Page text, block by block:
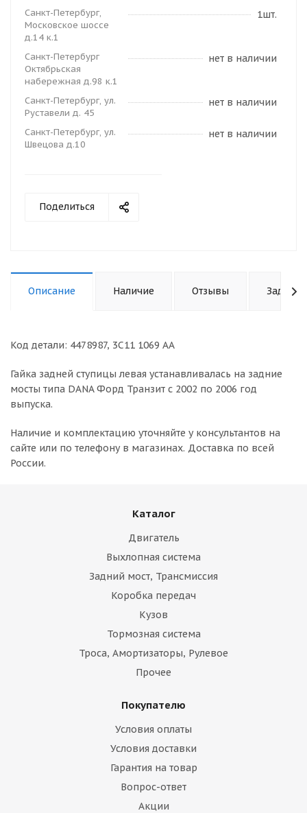
Санкт-Петербург,
Московское шоссе
д.14 к.1
1шт.
Санкт-Петербург
Октябрьская
набережная д.98 к.1
нет в наличии
Санкт-Петербург, ул.
Руставели д. 45
нет в наличии
Санкт-Петербург, ул.
Швецова д.10
нет в наличии
Поделиться
Описание Наличие Отзывы Задать
Код детали: 4478987, 3C11 1069 AA
Гайка задней ступицы левая устанавливалась на задние
мосты типа DANA Форд Транзит с 2002 по 2006 год
выпуска.
Наличие и комплектацию уточняйте у консультантов на
сайте или по телефону в магазинах. Доставка по всей
России.
Каталог
Двигатель
Выхлопная система
Задний мост, Трансмиссия
Коробка передач
Кузов
Тормозная система
Троса, Амортизаторы, Рулевое
Прочее
Покупателю
Условия оплаты
Условия доставки
Гарантия на товар
Вопрос-ответ
Акции